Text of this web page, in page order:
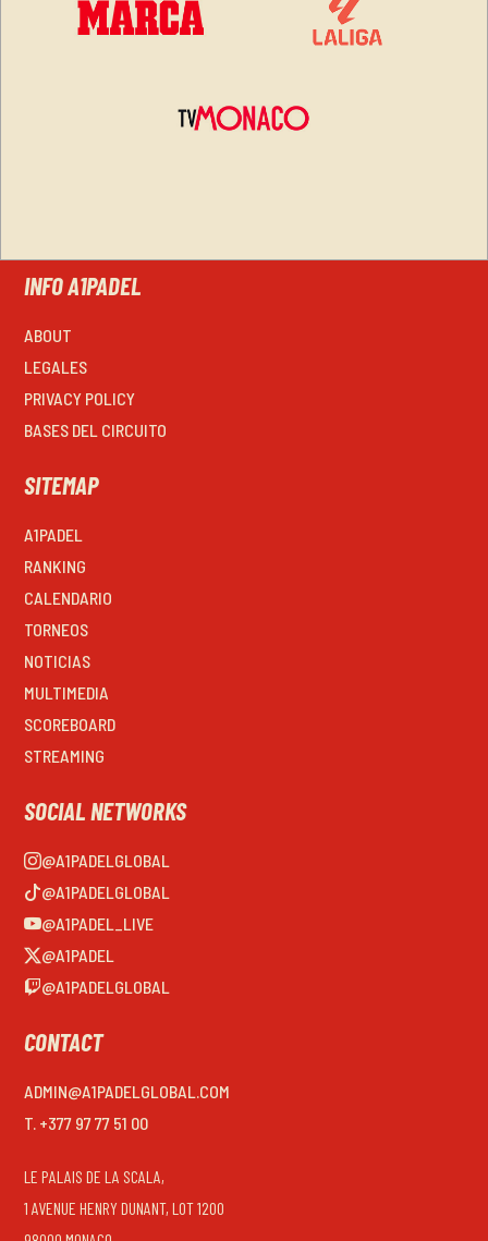
INFO A1PADEL
ABOUT
LEGALES
PRIVACY POLICY
BASES DEL CIRCUITO
SITEMAP
A1PADEL
RANKING
CALENDARIO
TORNEOS
NOTICIAS
MULTIMEDIA
SCOREBOARD
STREAMING
SOCIAL NETWORKS
@A1PADELGLOBAL
@A1PADELGLOBAL
@A1PADEL_LIVE
@A1PADEL
@A1PADELGLOBAL
CONTACT
ADMIN@A1PADELGLOBAL.COM
T. +377 97 77 51 00
LE PALAIS DE LA SCALA,
1 AVENUE HENRY DUNANT, LOT 1200